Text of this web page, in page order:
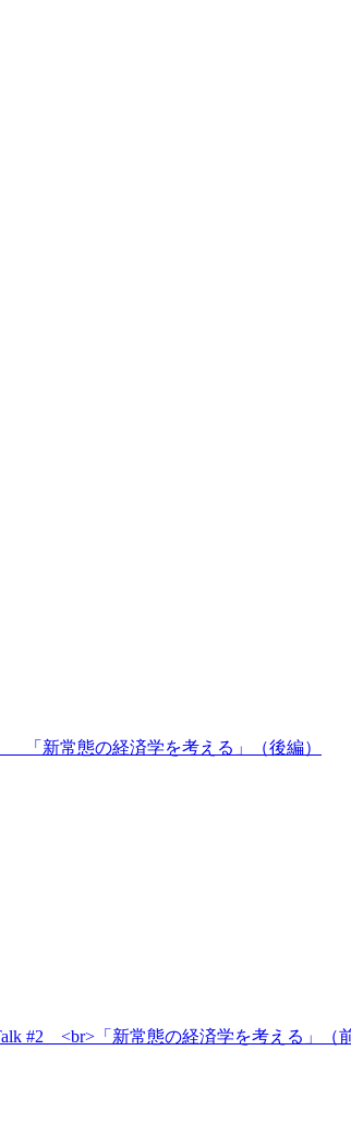
「新常態の経済学を考える」（後編）
#2 <br>「新常態の経済学を考える」（